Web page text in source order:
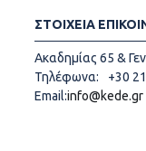
ΣΤΟΙΧΕΙΑ
Ακαδημίας 65 &
Τηλέφωνα:
+30
Email:info@kede.gr